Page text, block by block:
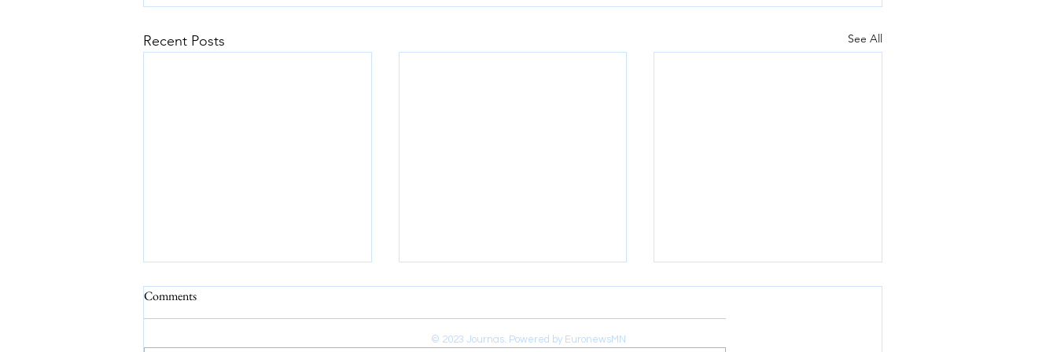
Recent Posts See All
Comments
© 2023 Journas. Powered by EuronewsMN